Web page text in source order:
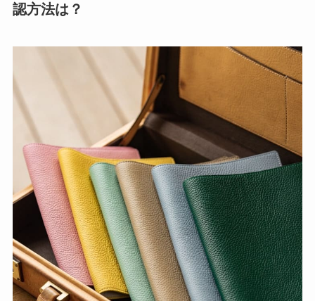
認方法は？